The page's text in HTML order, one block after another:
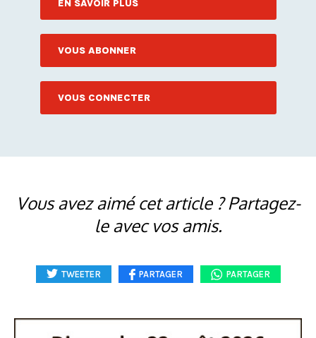
EN SAVOIR PLUS
VOUS ABONNER
VOUS CONNECTER
Vous avez aimé cet article ? Partagez-
le avec vos amis.
TWEETER PARTAGER PARTAGER